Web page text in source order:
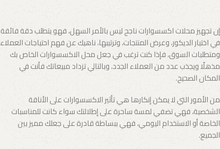
إن تجهيز محلات اكسسوارات ناجح ليس بالأمر السهل، فهو يتطلب دقة فائقة
في اختيار الديكور، وعرض المنتجات، وترتيبها، ناهيك عن فهم احتياجات العملاء
ومتطلبات السوق، فإذا كنت ترغب في جعل محل الاكسسوارات الخاص بك
مذهلًا ويجذب عدد من العملاء الجدد، وبالتالي تزداد مبيعاتك فأنت في
المكان الصحيح.
من الأمور التي لا يمكن إنكارها هي تأثير الاكسسوارات على الأناقة
الشخصية، فهي تضفي لمسة ساحرة على إطلالتك سواء كانت للمناسبات
الخاصة أو الاستخدام اليومي، فهي ببساطة قادرة على جعلك مميز بين
الجميع.